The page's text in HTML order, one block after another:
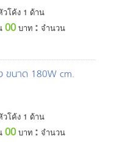
โค้ง 1 ด้าน
00 บาท : จำนวน
ขนาด 180W cm.
โค้ง 1 ด้าน
00 บาท : จำนวน